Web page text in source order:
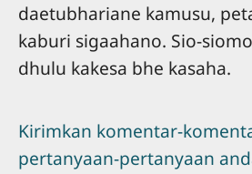
daetubhariane kamusu,
kaburi sigaahano. Sio-
dhulu kakesa bhe kasaha.
Kirimkan komentar-
pertanyaan-pertanyaan